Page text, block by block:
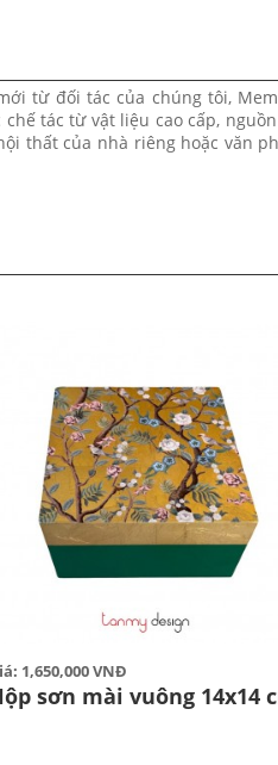
từ đối tác của chúng tôi,
tác từ vật liệu cao cấp, nguồn
thất của nhà riêng hoặc văn
1,650,000 VNĐ
sơn mài vuông 14x14